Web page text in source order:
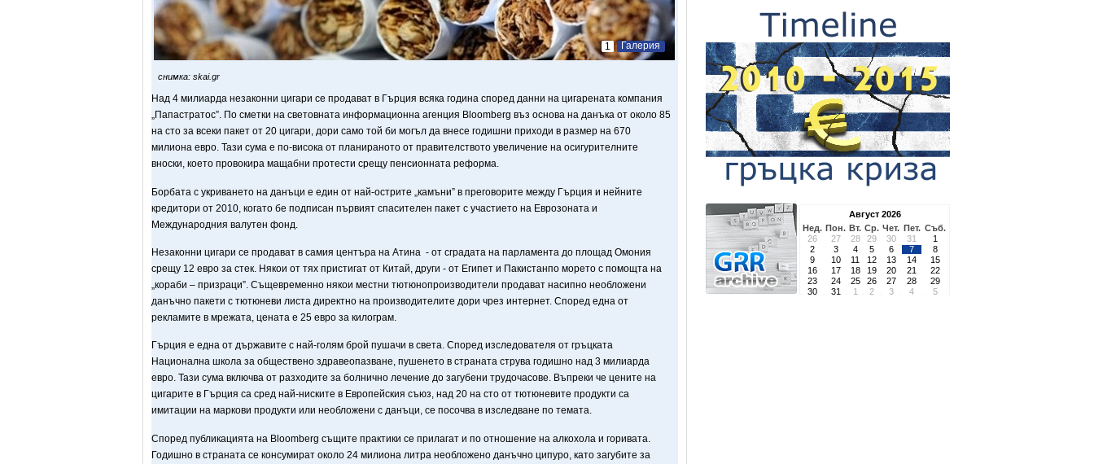
Галерия
1
снимка: skai.gr
Над 4 милиарда незаконни цигари се продават в Гърция всяка година според данни на цигарената компания
„Папастратос”. По сметки на световната информационна агенция Bloomberg въз основа на данъка от около 85
на сто за всеки пакет от 20 цигари, дори само той би могъл да внесе годишни приходи в размер на 670
милиона евро. Тази сума е по-висока от планираното от правителството увеличение на осигурителните
вноски, което провокира мащабни протести срещу пенсионната реформа.
Борбата с укриването на данъци е един от най-острите „камъни” в преговорите между Гърция и нейните
кредитори от 2010, когато бе подписан първият спасителен пакет с участието на Еврозоната и
Международния валутен фонд.
Незаконни цигари се продават в самия центъра на Атина - от сградата на парламента до площад Омония
срещу 12 евро за стек. Някои от тях пристигат от Китай, други - от Египет и Пакистанпо морето с помощта на
„кораби – призраци”. Същевременно някои местни тютюнопроизводители продават насипно необложени
данъчно пакети с тютюневи листа директно на производителите дори чрез интернет. Според една от
рекламите в мрежата, цената е 25 евро за килограм.
Гърция е една от държавите с най-голям брой пушачи в света. Според изследователя от гръцката
Национална школа за обществено здравеопазване, пушенето в страната струва годишно над 3 милиарда
евро. Тази сума включва от разходите за болнично лечение до загубени трудочасове. Въпреки че цените на
цигарите в Гърция са сред най-ниските в Европейския съюз, над 20 на сто от тютюневите продукти са
имитации на маркови продукти или необложени с данъци, се посочва в изследване по темата.
Според публикацията на Bloomberg същите практики се прилагат и по отношение на алкохола и горивата.
Годишно в страната се консумират около 24 милиона литра необложено данъчно ципуро, като загубите за
Август 2026
Нед. Пон. Вт. Ср. Чет. Пет. Съб.
26
27 28 29 30 31
1
2
3 4 5 6 7
8
9
10 11 12 13 14
15
16
17 18 19 20 21
22
23
24 25 26 27 28
29
30
31 1 2 3 4 5